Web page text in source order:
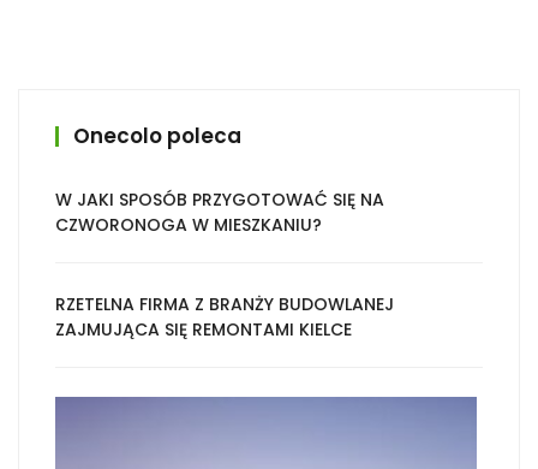
Onecolo poleca
W JAKI SPOSÓB PRZYGOTOWAĆ SIĘ NA
CZWORONOGA W MIESZKANIU?
RZETELNA FIRMA Z BRANŻY BUDOWLANEJ
ZAJMUJĄCA SIĘ REMONTAMI KIELCE